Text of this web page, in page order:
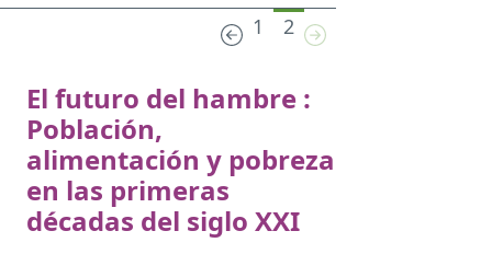
1 2
El futuro del hambre :
Población,
alimentación y pobreza
en las primeras
décadas del siglo XXI